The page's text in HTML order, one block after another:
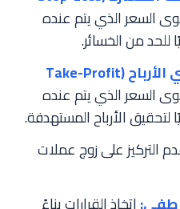
السعر الذي يتم عنده
للحد من الخسائر.
استخدام أوامر جني الأرباح (Take-Profit
السعر الذي يتم عنده
لتحقيق الأرباح المستهدفة.
التركيز على زوج عملات